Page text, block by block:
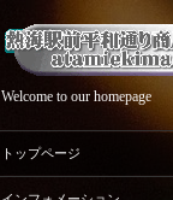
Welcome to our homepage
トップページ